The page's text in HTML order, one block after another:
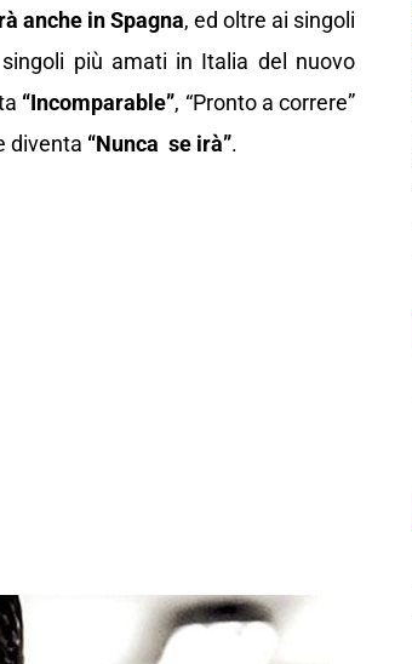
anche in Spagna, ed oltre ai singoli
più amati in Italia del nuovo
“Incomparable”, “Pronto a correre”
diventa “Nunca se irà”.